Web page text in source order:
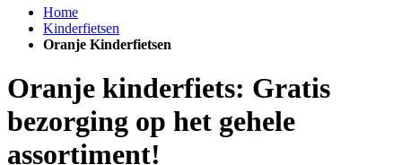
Home
Kinderfietsen
Oranje Kinderfietsen
Oranje kinderfiets: Gratis
bezorging op het gehele
assortiment!